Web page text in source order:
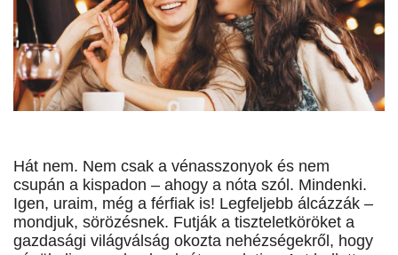
Hát nem. Nem csak a vénasszonyok és nem
csupán a kispadon – ahogy a nóta szól. Mindenki.
Igen, uraim, még a férfiak is! Legfeljebb álcázzák –
mondjuk, sörözésnek. Futják a tiszteletköröket a
gazdasági világválság okozta nehézségekről, hogy